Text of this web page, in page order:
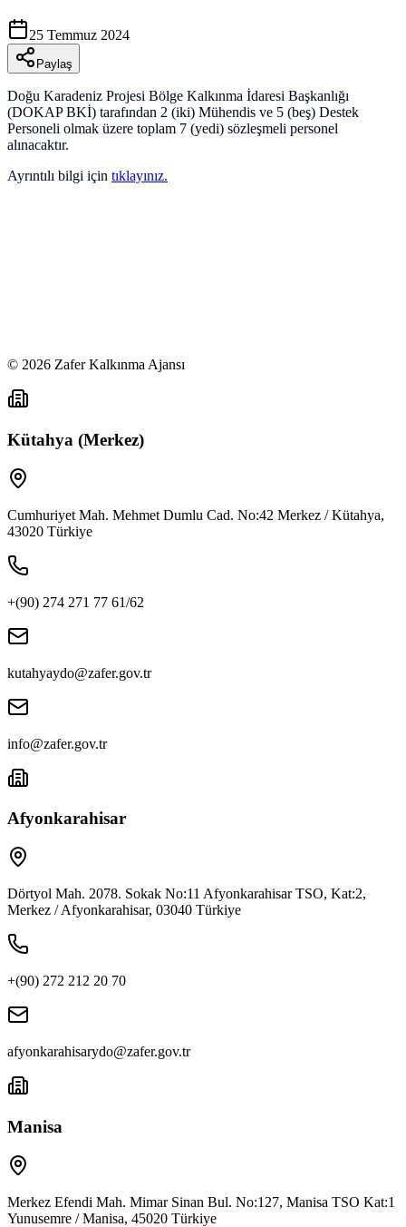
25 Temmuz 2024
Paylaş
Doğu Karadeniz Projesi Bölge Kalkınma İdaresi Başkanlığı
(DOKAP BKİ) tarafından 2 (iki) Mühendis ve 5 (beş) Destek
Personeli olmak üzere toplam 7 (yedi) sözleşmeli personel
alınacaktır.
Ayrıntılı bilgi için tıklayınız.
© 2026 Zafer Kalkınma Ajansı
Kütahya (Merkez)
Cumhuriyet Mah. Mehmet Dumlu Cad. No:42 Merkez / Kütahya,
43020 Türkiye
+(90) 274 271 77 61/62
kutahyaydo@zafer.gov.tr
info@zafer.gov.tr
Afyonkarahisar
Dörtyol Mah. 2078. Sokak No:11 Afyonkarahisar TSO, Kat:2,
Merkez / Afyonkarahisar, 03040 Türkiye
+(90) 272 212 20 70
afyonkarahisarydo@zafer.gov.tr
Manisa
Merkez Efendi Mah. Mimar Sinan Bul. No:127, Manisa TSO Kat:1
Yunusemre / Manisa, 45020 Türkiye